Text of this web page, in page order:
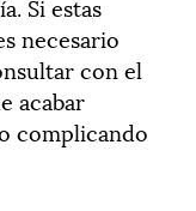
necesario
con el
acabar
complicando